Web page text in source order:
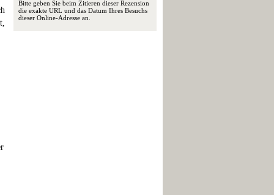
Bitte geben Sie beim Zitieren dieser Rezension
die exakte URL und das Datum Ihres Besuchs
dieser Online-Adresse an.